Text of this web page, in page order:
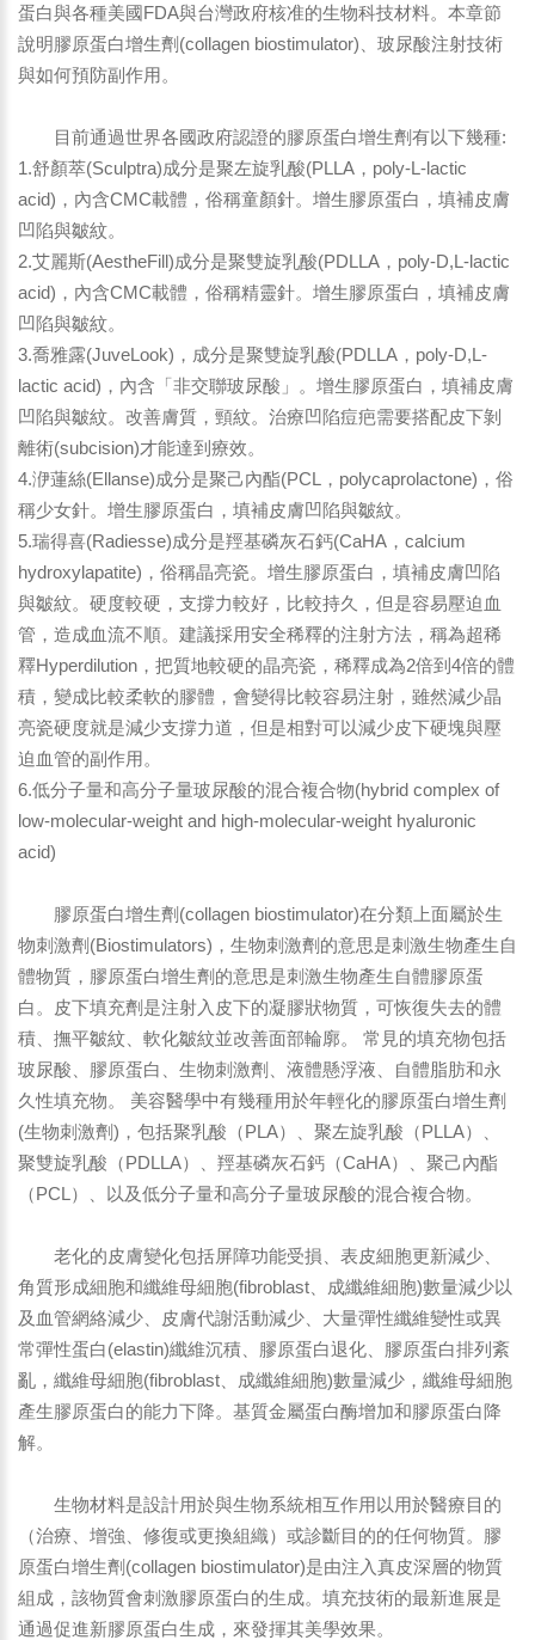
蛋白與各種美國FDA與台灣政府核准的生物科技材料。本章節
說明膠原蛋白增生劑(collagen biostimulator)、玻尿酸注射技術
與如何預防副作用。
目前通過世界各國政府認證的膠原蛋白增生劑有以下幾種:
1.舒顏萃(Sculptra)成分是聚左旋乳酸(PLLA，poly-L-lactic
acid)，內含CMC載體，俗稱童顏針。增生膠原蛋白，填補皮膚
凹陷與皺紋。
2.艾麗斯(AestheFill)成分是聚雙旋乳酸(PDLLA，poly-D,L-lactic
acid)，內含CMC載體，俗稱精靈針。增生膠原蛋白，填補皮膚
凹陷與皺紋。
3.喬雅露(JuveLook)，成分是聚雙旋乳酸(PDLLA，poly-D,L-
lactic acid)，內含「非交聯玻尿酸」。增生膠原蛋白，填補皮膚
凹陷與皺紋。改善膚質，頸紋。治療凹陷痘疤需要搭配皮下剝
離術(subcision)才能達到療效。
4.洢蓮絲(Ellanse)成分是聚己內酯(PCL，polycaprolactone)，俗
稱少女針。增生膠原蛋白，填補皮膚凹陷與皺紋。
5.瑞得喜(Radiesse)成分是羥基磷灰石鈣(CaHA，calcium
hydroxylapatite)，俗稱晶亮瓷。增生膠原蛋白，填補皮膚凹陷
與皺紋。硬度較硬，支撐力較好，比較持久，但是容易壓迫血
管，造成血流不順。建議採用安全稀釋的注射方法，稱為超稀
釋Hyperdilution，把質地較硬的晶亮瓷，稀釋成為2倍到4倍的體
積，變成比較柔軟的膠體，會變得比較容易注射，雖然減少晶
亮瓷硬度就是減少支撐力道，但是相對可以減少皮下硬塊與壓
迫血管的副作用。
6.低分子量和高分子量玻尿酸的混合複合物(hybrid complex of
low-molecular-weight and high-molecular-weight hyaluronic
acid)
膠原蛋白增生劑(collagen biostimulator)在分類上面屬於生
物刺激劑(Biostimulators)，生物刺激劑的意思是刺激生物產生自
體物質，膠原蛋白增生劑的意思是刺激生物產生自體膠原蛋
白。皮下填充劑是注射入皮下的凝膠狀物質，可恢復失去的體
積、撫平皺紋、軟化皺紋並改善面部輪廓。 常見的填充物包括
玻尿酸、膠原蛋白、生物刺激劑、液體懸浮液、自體脂肪和永
久性填充物。 美容醫學中有幾種用於年輕化的膠原蛋白增生劑
(生物刺激劑)，包括聚乳酸（PLA）、聚左旋乳酸（PLLA）、
聚雙旋乳酸（PDLLA）、羥基磷灰石鈣（CaHA）、聚己內酯
（PCL）、以及低分子量和高分子量玻尿酸的混合複合物。
老化的皮膚變化包括屏障功能受損、表皮細胞更新減少、
角質形成細胞和纖維母細胞(fibroblast、成纖維細胞)數量減少以
及血管網絡減少、皮膚代謝活動減少、大量彈性纖維變性或異
常彈性蛋白(elastin)纖維沉積、膠原蛋白退化、膠原蛋白排列紊
亂，纖維母細胞(fibroblast、成纖維細胞)數量減少，纖維母細胞
產生膠原蛋白的能力下降。基質金屬蛋白酶增加和膠原蛋白降
解。
生物材料是設計用於與生物系統相互作用以用於醫療目的
（治療、增強、修復或更換組織）或診斷目的的任何物質。膠
原蛋白增生劑(collagen biostimulator)是由注入真皮深層的物質
組成，該物質會刺激膠原蛋白的生成。填充技術的最新進展是
通過促進新膠原蛋白生成，來發揮其美學效果。